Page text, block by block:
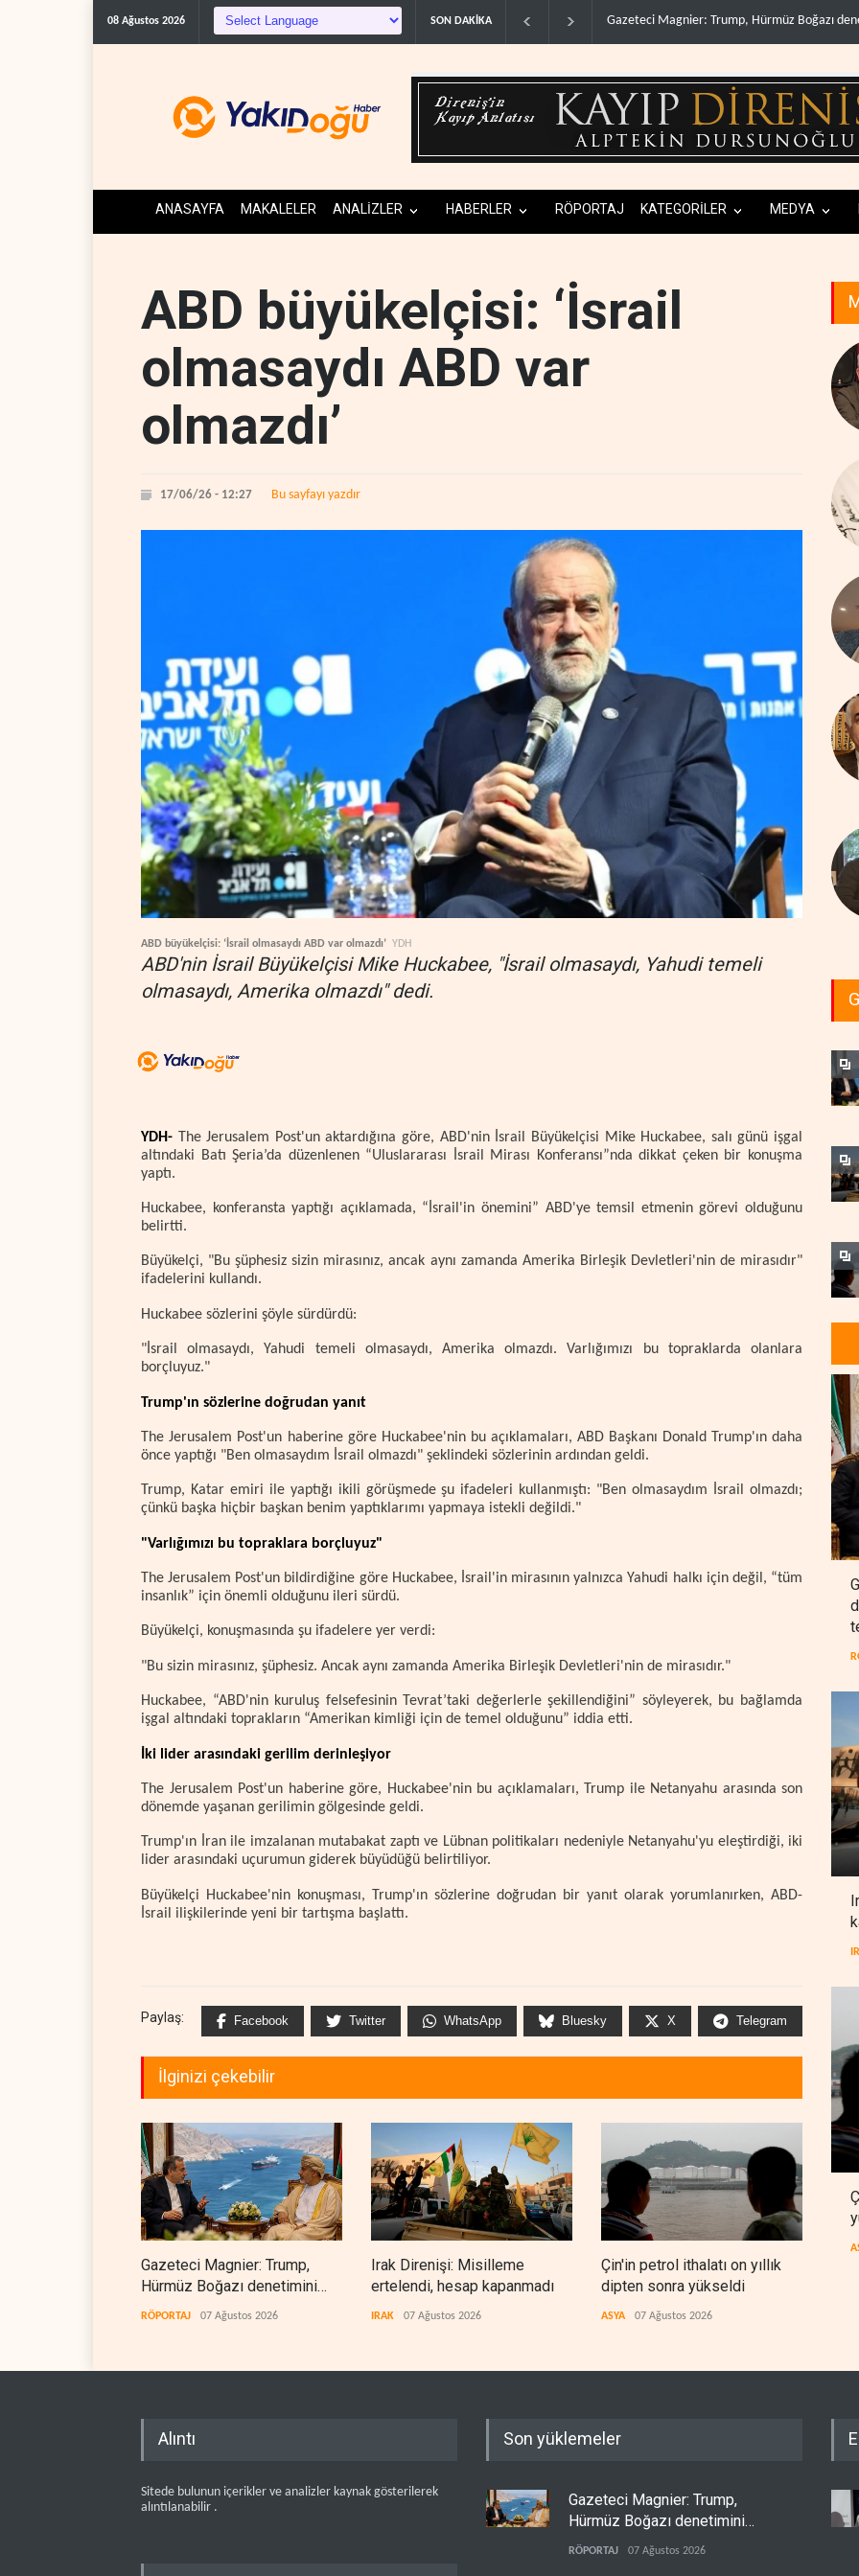
08 Ağustos 2026 SON DAKİKA
Gazeteci Magnier: Trump, Hürmüz Boğazı denetimini doğru.. Irak Direnişi: Misilleme ertelendi, hesap
ANASAYFA MAKALELER ANALİZLER HABERLER RÖPORTAJ KATEGORİLER MEDYA
ABD büyükelçisi: ‘İsrail
olmasaydı ABD var
olmazdı’
17/06/26 - 12:27 Bu sayfayı yazdır
ABD büyükelçisi: ‘İsrail olmasaydı ABD var olmazdı’ YDH
ABD'nin İsrail Büyükelçisi Mike Huckabee, "İsrail olmasaydı, Yahudi temeli
olmasaydı, Amerika olmazdı" dedi.
YDH- The Jerusalem Post'un aktardığına göre, ABD'nin İsrail Büyükelçisi Mike Huckabee, salı günü işgal
altındaki Batı Şeria’da düzenlenen “Uluslararası İsrail Mirası Konferansı”nda dikkat çeken bir konuşma
yaptı.
Huckabee, konferansta yaptığı açıklamada, “İsrail'in önemini” ABD'ye temsil etmenin görevi olduğunu
belirtti.
Büyükelçi, "Bu şüphesiz sizin mirasınız, ancak aynı zamanda Amerika Birleşik Devletleri'nin de mirasıdır"
ifadelerini kullandı.
Huckabee sözlerini şöyle sürdürdü:
"İsrail olmasaydı, Yahudi temeli olmasaydı, Amerika olmazdı. Varlığımızı bu topraklarda olanlara
borçluyuz."
Trump'ın sözlerine doğrudan yanıt
The Jerusalem Post'un haberine göre Huckabee'nin bu açıklamaları, ABD Başkanı Donald Trump'ın daha
önce yaptığı "Ben olmasaydım İsrail olmazdı" şeklindeki sözlerinin ardından geldi.
Trump, Katar emiri ile yaptığı ikili görüşmede şu ifadeleri kullanmıştı: "Ben olmasaydım İsrail olmazdı;
çünkü başka hiçbir başkan benim yaptıklarımı yapmaya istekli değildi."
"Varlığımızı bu topraklara borçluyuz"
The Jerusalem Post'un bildirdiğine göre Huckabee, İsrail'in mirasının yalnızca Yahudi halkı için değil, “tüm
insanlık” için önemli olduğunu ileri sürdü.
Büyükelçi, konuşmasında şu ifadelere yer verdi:
"Bu sizin mirasınız, şüphesiz. Ancak aynı zamanda Amerika Birleşik Devletleri'nin de mirasıdır."
Huckabee, “ABD'nin kuruluş felsefesinin Tevrat’taki değerlerle şekillendiğini” söyleyerek, bu bağlamda
işgal altındaki toprakların “Amerikan kimliği için de temel olduğunu” iddia etti.
İki lider arasındaki gerilim derinleşiyor
The Jerusalem Post'un haberine göre, Huckabee'nin bu açıklamaları, Trump ile Netanyahu arasında son
dönemde yaşanan gerilimin gölgesinde geldi.
Trump'ın İran ile imzalanan mutabakat zaptı ve Lübnan politikaları nedeniyle Netanyahu'yu eleştirdiği, iki
lider arasındaki uçurumun giderek büyüdüğü belirtiliyor.
Büyükelçi Huckabee'nin konuşması, Trump'ın sözlerine doğrudan bir yanıt olarak yorumlanırken, ABD-
İsrail ilişkilerinde yeni bir tartışma başlattı.
Paylaş: Facebook Twitter WhatsApp Bluesky X Telegram
İlginizi çekebilir
Gazeteci Magnier: Trump,
Hürmüz Boğazı denetimini
doğrudan İran ve Umman'a
RÖPORTAJ 07 Ağustos 2026
Irak Direnişi: Misilleme
ertelendi, hesap kapanmadı
IRAK 07 Ağustos 2026
Çin'in petrol ithalatı on yıllık
dipten sonra yükseldi
ASYA 07 Ağustos 2026
Alıntı
Sitede bulunun içerikler ve analizler kaynak gösterilerek
alıntılanabilir .
Son yüklemeler
Gazeteci Magnier: Trump,
Hürmüz Boğazı denetimini
doğrudan İran ve Umman'a
RÖPORTAJ 07 Ağustos 2026